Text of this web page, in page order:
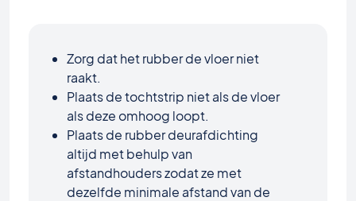
Zorg dat het rubber de vloer niet
raakt.
Plaats de tochtstrip niet als de vloer
als deze omhoog loopt.
Plaats de rubber deurafdichting
altijd met behulp van
afstandhouders zodat ze met
dezelfde minimale afstand van de